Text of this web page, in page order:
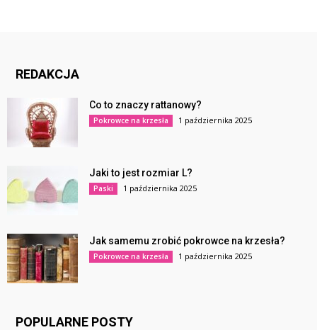
REDAKCJA
Co to znaczy rattanowy?
Pokrowce na krzesła 1 października 2025
Jaki to jest rozmiar L?
Paski 1 października 2025
Jak samemu zrobić pokrowce na krzesła?
Pokrowce na krzesła 1 października 2025
POPULARNE POSTY